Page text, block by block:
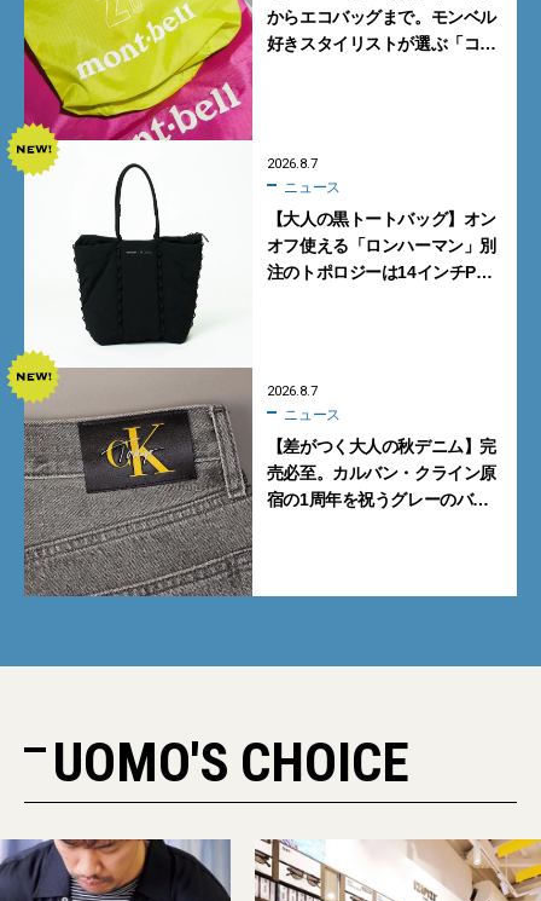
からエコバッグまで。モンベル
好きスタイリストが選ぶ「コス
2026.8.7
ニュース
【大人の黒トートバッグ】オン
オフ使える「ロンハーマン」別
注のトポロジーは14インチPC
2026.8.7
ニュース
【差がつく大人の秋デニム】完
売必至。カルバン・クライン原
宿の1周年を祝うグレーのバ
UOMO'S CHOICE